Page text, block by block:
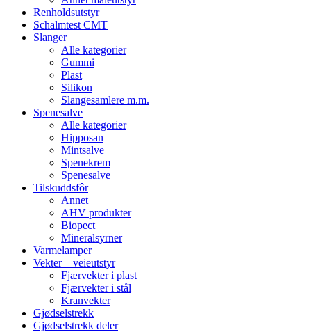
Renholdsutstyr
Schalmtest CMT
Slanger
Alle kategorier
Gummi
Plast
Silikon
Slangesamlere m.m.
Spenesalve
Alle kategorier
Hipposan
Mintsalve
Spenekrem
Spenesalve
Tilskuddsfôr
Annet
AHV produkter
Biopect
Mineralsyrner
Varmelamper
Vekter – veieutstyr
Fjærvekter i plast
Fjærvekter i stål
Kranvekter
Gjødselstrekk
Gjødselstrekk deler